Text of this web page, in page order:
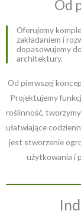
Od
Oferujemy
zakładaniem i
dopasowujemy
architektury.
Od pierwszej
Projektujemy
roślinność,
ułatwiające
jest stworzenie
użytkowania i